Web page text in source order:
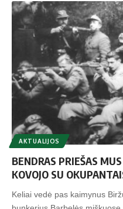
AKTUALIJOS
BENDRAS PRIEŠAS
KOVOJO SU
Keliai vedė pas kaimynus